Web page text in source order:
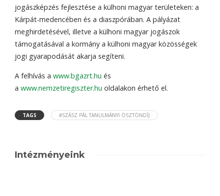
jogászképzés fejlesztése a külhoni magyar területeken: a
Kárpát-medencében és a diaszpórában. A pályázat
meghirdetésével, illetve a külhoni magyar jogászok
támogatásával a kormány a külhoni magyar közösségek
jogi gyarapodását akarja segíteni.
A felhívás a www.bgazrt.hu és
a www.nemzetiregiszter.hu oldalakon érhető el.
TAGS #SZÁSZ PÁL TANULMÁNYI ÖSZTÖNDÍJ
Intézményeink